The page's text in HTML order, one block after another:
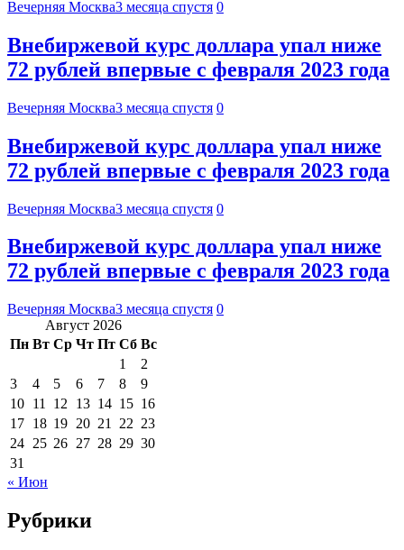
Вечерняя Москва3 месяца спустя 0
Внебиржевой курс доллара упал ниже
72 рублей впервые с февраля 2023 года
Вечерняя Москва3 месяца спустя 0
Внебиржевой курс доллара упал ниже
72 рублей впервые с февраля 2023 года
Вечерняя Москва3 месяца спустя 0
Внебиржевой курс доллара упал ниже
72 рублей впервые с февраля 2023 года
Вечерняя Москва3 месяца спустя 0
Август 2026
Пн Вт Ср Чт Пт Сб Вс
1
2
3
4 5 6 7 8
9
10 11 12 13 14 15 16
17 18 19 20 21 22 23
24 25 26 27 28 29 30
31
« Июн
Рубрики